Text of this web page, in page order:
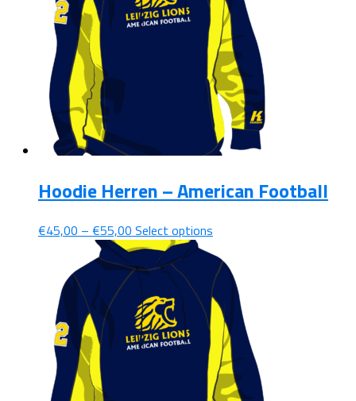
Hoodie Herren – American Football
€45,00 – €55,00 Select options